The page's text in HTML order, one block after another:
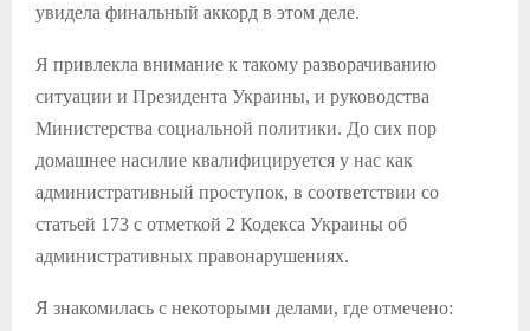
увидела финальный аккорд в этом деле.
Я привлекла внимание к такому разворачиванию
ситуации и Президента Украины, и руководства
Министерства социальной политики. До сих пор
домашнее насилие квалифицируется у нас как
административный проступок, в соответствии со
статьей 173 с отметкой 2 Кодекса Украины об
административных правонарушениях.
Я знакомилась с некоторыми делами, где отмечено: